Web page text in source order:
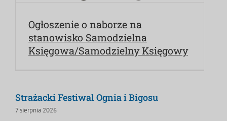
Ogłoszenie o naborze na
stanowisko Samodzielna
Księgowa/Samodzielny Księgowy
Strażacki Festiwal Ognia i Bigosu
7 sierpnia 2026